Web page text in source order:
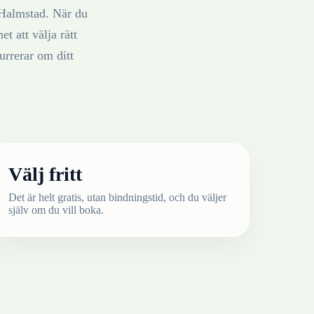
. När du
att välja rätt
om ditt
Välj fritt
Det är helt gratis, utan bindningstid, och du väljer
själv om du vill boka.